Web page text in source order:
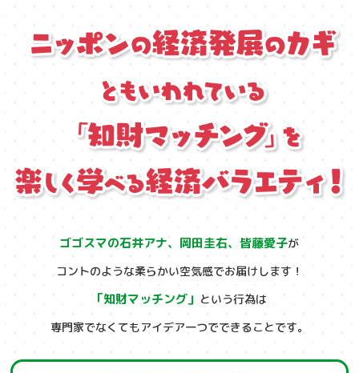
ゴゴスマの石井アナ、岡田圭右、皆藤愛子が
コントのような柔らかい空気感でお届けします！
「知財マッチング」 という行為は
専門家でなくてもアイデア一つでできることです。